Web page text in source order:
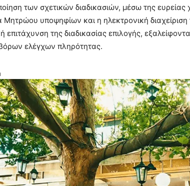
των σχετικών διαδικασιών, μέσω της
Μητρώου υποψηφίων και η ηλεκτρονική
επιτάχυνση της διαδικασίας επιλογής,
ελέγχων πληρότητας.